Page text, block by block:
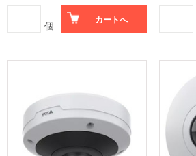
個 カートへ